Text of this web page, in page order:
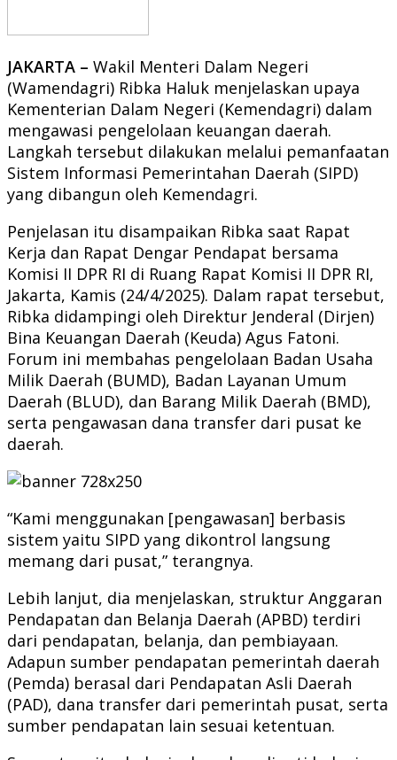
JAKARTA – Wakil Menteri Dalam Negeri
(Wamendagri) Ribka Haluk menjelaskan upaya
Kementerian Dalam Negeri (Kemendagri) dalam
mengawasi pengelolaan keuangan daerah.
Langkah tersebut dilakukan melalui pemanfaatan
Sistem Informasi Pemerintahan Daerah (SIPD)
yang dibangun oleh Kemendagri.
Penjelasan itu disampaikan Ribka saat Rapat
Kerja dan Rapat Dengar Pendapat bersama
Komisi II DPR RI di Ruang Rapat Komisi II DPR RI,
Jakarta, Kamis (24/4/2025). Dalam rapat tersebut,
Ribka didampingi oleh Direktur Jenderal (Dirjen)
Bina Keuangan Daerah (Keuda) Agus Fatoni.
Forum ini membahas pengelolaan Badan Usaha
Milik Daerah (BUMD), Badan Layanan Umum
Daerah (BLUD), dan Barang Milik Daerah (BMD),
serta pengawasan dana transfer dari pusat ke
daerah.
“Kami menggunakan [pengawasan] berbasis
sistem yaitu SIPD yang dikontrol langsung
memang dari pusat,” terangnya.
Lebih lanjut, dia menjelaskan, struktur Anggaran
Pendapatan dan Belanja Daerah (APBD) terdiri
dari pendapatan, belanja, dan pembiayaan.
Adapun sumber pendapatan pemerintah daerah
(Pemda) berasal dari Pendapatan Asli Daerah
(PAD), dana transfer dari pemerintah pusat, serta
sumber pendapatan lain sesuai ketentuan.